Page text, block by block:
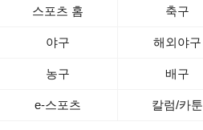
스포츠 홈 축구
야구 해외야구
농구 배구
e-스포츠 칼럼/카툰